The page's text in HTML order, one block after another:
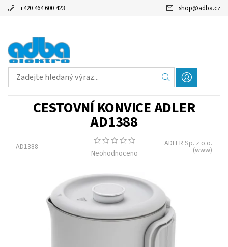
+420 464 600 423 shop@adba.cz
CESTOVNÍ KONVICE ADLER
AD1388
AD1388
Neohodnoceno
ADLER Sp. z o.o.
(www)